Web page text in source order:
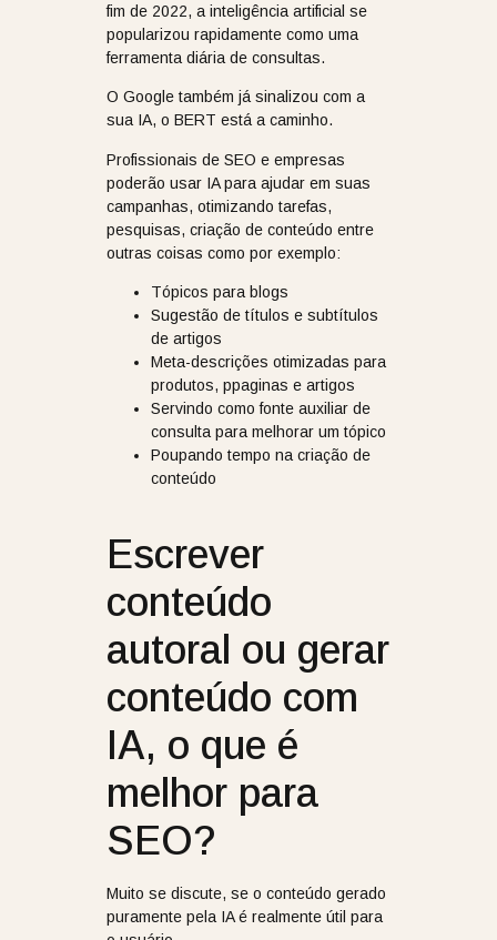
fim de 2022, a inteligência artificial se
popularizou rapidamente como uma
ferramenta diária de consultas.
O Google também já sinalizou com a
sua IA, o BERT está a caminho.
Profissionais de SEO e empresas
poderão usar IA para ajudar em suas
campanhas, otimizando tarefas,
pesquisas, criação de conteúdo entre
outras coisas como por exemplo:
Tópicos para blogs
Sugestão de títulos e subtítulos
de artigos
Meta-descrições otimizadas para
produtos, ppaginas e artigos
Servindo como fonte auxiliar de
consulta para melhorar um tópico
Poupando tempo na criação de
conteúdo
Escrever
conteúdo
autoral ou gerar
conteúdo com
IA, o que é
melhor para
SEO?
Muito se discute, se o conteúdo gerado
puramente pela IA é realmente útil para